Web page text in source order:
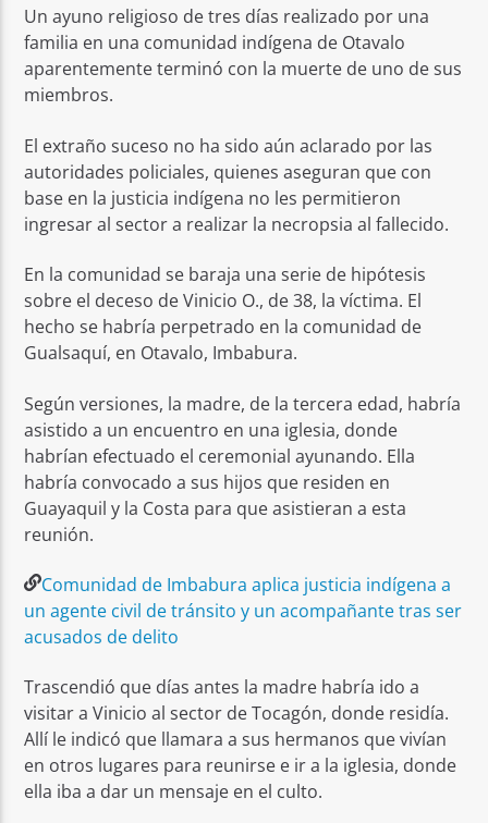
Un ayuno religioso de tres días realizado por una
familia en una comunidad indígena de Otavalo
aparentemente terminó con la muerte de uno de sus
miembros.
El extraño suceso no ha sido aún aclarado por las
autoridades policiales, quienes aseguran que con
base en la justicia indígena no les permitieron
ingresar al sector a realizar la necropsia al fallecido.
En la comunidad se baraja una serie de hipótesis
sobre el deceso de Vinicio O., de 38, la víctima. El
hecho se habría perpetrado en la comunidad de
Gualsaquí, en Otavalo, Imbabura.
Según versiones, la madre, de la tercera edad, habría
asistido a un encuentro en una iglesia, donde
habrían efectuado el ceremonial ayunando. Ella
habría convocado a sus hijos que residen en
Guayaquil y la Costa para que asistieran a esta
reunión.
Comunidad de Imbabura aplica justicia indígena a
un agente civil de tránsito y un acompañante tras ser
acusados de delito
Trascendió que días antes la madre habría ido a
visitar a Vinicio al sector de Tocagón, donde residía.
Allí le indicó que llamara a sus hermanos que vivían
en otros lugares para reunirse e ir a la iglesia, donde
ella iba a dar un mensaje en el culto.